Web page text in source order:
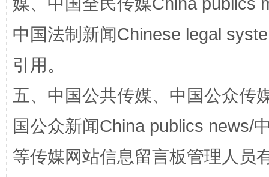
国家大学科技园优化重塑工作
中国法制新闻Chinese legal
引用。
五、中国公共传媒、中国公众传
国公众新闻China publics news/
等传媒网站信息留言板管理人员